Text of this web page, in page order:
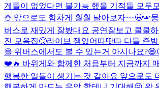
게들이 없었다면 불가능 했을 기적들 모두
☃️ 앞으로도 힘차게 훨훨 날아보자~~🤩🪽
버스로 재밌게 잘봤대요 공연잘보고 쿨쿨
진 모음집🙄라이브 잼있어따땃따 다들 죤
을 위버스에서도 볼 수 있는거 아시나요
❤️🔥 바위게와 함께한 처음부터 지금까지
행복한 일들이 생기는 것 같아요 앞으로도